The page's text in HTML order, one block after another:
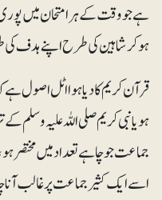
ہے جو وقت کے ہر امتحان میں
ہو کر شاہین کی طرح اپنے ہدف
قرآن کریم کا دیا ہوااٹل اصول
ہو یا نبی کریم صلی اللہ علیہ وسلم
جماعت جو چاہے تعداد میں مختصر ہو
اسے ایک کثیر جماعت پر غالب